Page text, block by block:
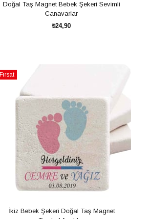
Doğal Taş Magnet Bebek Şekeri Sevimli
Canavarlar
₺24,90
Fırsat
İkiz Bebek Şekeri Doğal Taş Magnet